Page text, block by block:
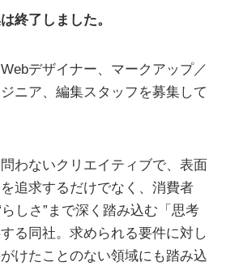
終了しました。
デザイナー、マークアップ／
ニア、編集スタッフを募集して
わないクリエイティブで、表面
追求するだけでなく、消費者
しさ”まで深く踏み込む「思考
る同社。求められる要件に対し
けたことのない領域にも踏み込